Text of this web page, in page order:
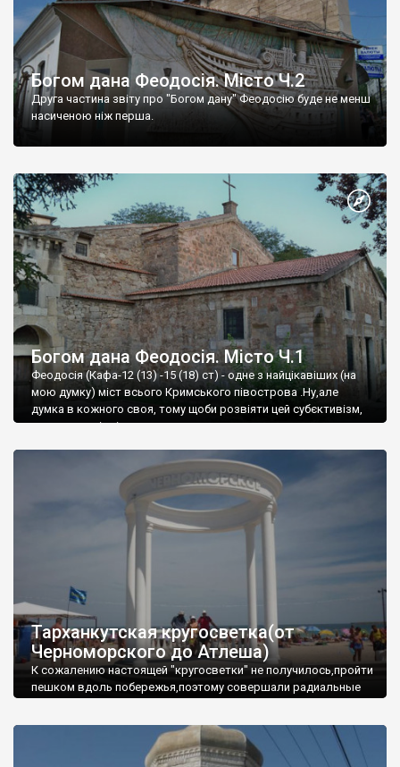
Богом дана Феодосія. Місто Ч.2
Друга частина звіту про "Богом дану" Феодосію буде не менш
насиченою ніж перша.
Богом дана Феодосія. Місто Ч.1
Феодосія (Кафа-12 (13) -15 (18) ст) - одне з найцікавіших (на
мою думку) міст всього Кримського півострова .Ну,але
думка в кожного своя, тому щоби розвіяти цей субєктивізм,
запрошую відвідати це
Тарханкутская кругосветка(от
Черноморского до Атлеша)
К сожалению настоящей "кругосветки" не получилось,пройти
пешком вдоль побережья,поэтому совершали радиальные